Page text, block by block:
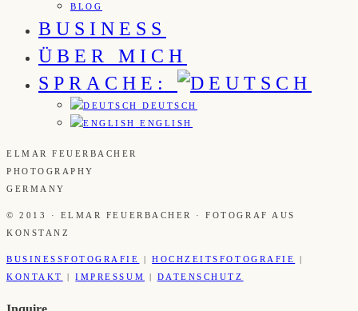
BLOG
BUSINESS
ÜBER MICH
SPRACHE:
DEUTSCH
ENGLISH
ELMAR FEUERBACHER
PHOTOGRAPHY
GERMANY
© 2013 · ELMAR FEUERBACHER · FOTOGRAF AUS
KONSTANZ
BUSINESSFOTOGRAFIE |HOCHZEITSFOTOGRAFIE
|
KONTAKT
|IMPRESSUM | DATENSCHUTZ